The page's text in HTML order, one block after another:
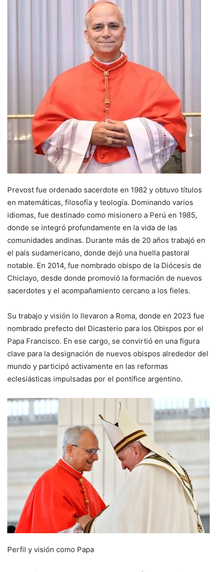
Prevost fue ordenado sacerdote en 1982 y obtuvo títulos
en matemáticas, filosofía y teología. Dominando varios
idiomas, fue destinado como misionero a Perú en 1985,
donde se integró profundamente en la vida de las
comunidades andinas. Durante más de 20 años trabajó en
el país sudamericano, donde dejó una huella pastoral
notable. En 2014, fue nombrado obispo de la Diócesis de
Chiclayo, desde donde promovió la formación de nuevos
sacerdotes y el acompañamiento cercano a los fieles.
Su trabajo y visión lo llevaron a Roma, donde en 2023 fue
nombrado prefecto del Dicasterio para los Obispos por el
Papa Francisco. En ese cargo, se convirtió en una figura
clave para la designación de nuevos obispos alrededor del
mundo y participó activamente en las reformas
eclesiásticas impulsadas por el pontífice argentino.
Perfil y visión como Papa